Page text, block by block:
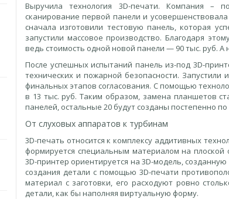
Выручила технология 3D-печати. Компания –
сканирование первой панели и
сначала изготовили тестовую панель, которая
запустили массовое производство. Благодаря
ведь стоимость одной новой панели — 90 тыс. руб. А
После успешных испытаний панель из-под 3D-
технических и пожарной безопасности.
финальных этапов согласования. С помощью
в 13 тыс. руб. Таким образом, замена планшетов
панелей, остальные 20 будут созданы постепенно
От слуховых аппаратов к турбинам
3D-печать относится к комплексу аддитивных
формируется специальным материалом на
3D-принтер ориентируется на 3D-модель,
создания детали с помощью 3D-печати
материал с заготовки, его расходуют ровно
детали, как бы наполняя виртуальную форму.